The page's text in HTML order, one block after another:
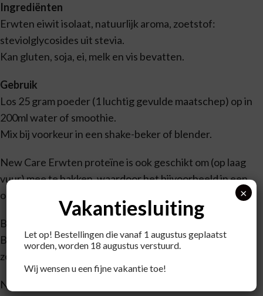
Ingrediënten
Erwten eiwit isolaat, natuurlijk aroma, zoetstof:
steviolglycosides uit stevia.
Kan gluten, soja, ei, melk en vis bevatten.
Gebruik
Los 25 gram poeder (1 luchtig gevulde maatschep) op in
200ml water of smoothie.
Mix bij voorkeur in een shake-beker of blender.
New Care Erwten proteïne is ook geschikt om (op laag
vuur) mee te bakken, waardoor het bijvoorbeeld in een
omelet of cake kan worden verwerkt.
Bevat geen kleurstoffen of conserveringsmiddelen.
Bevat een bron van phenylalanine en een natuurlijke
zoetstof (stevia).
New Care Erwten proteïne voldoet aan de normen van
Vakantiesluiting
Let op! Bestellingen die vanaf 1 augustus geplaatst
worden, worden 18 augustus verstuurd.
Wij wensen u een fijne vakantie toe!
×